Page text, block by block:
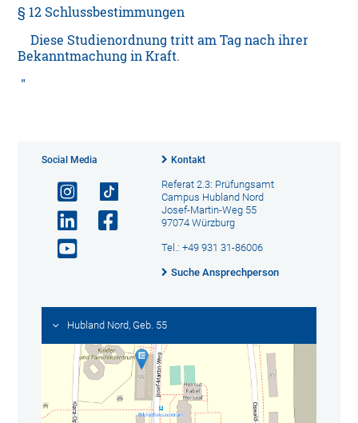
§ 12 Schlussbestimmungen
Diese Studienordnung tritt am Tag nach ihrer
Bekanntmachung in Kraft.
Social Media Kontakt
Referat 2.3: Prüfungsamt
Campus Hubland Nord
Josef-Martin-Weg 55
97074 Würzburg
Tel.: +49 931 31-86006
Suche Ansprechperson
Hubland Nord, Geb. 55